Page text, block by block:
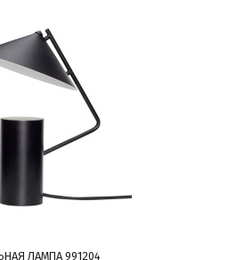
ЛАМПА 991204